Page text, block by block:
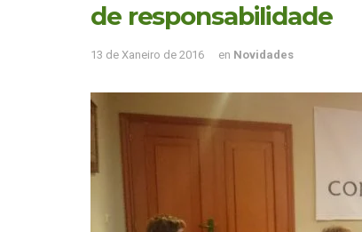
de responsabilidade
13 de Xaneiro de 2016 en Novidades